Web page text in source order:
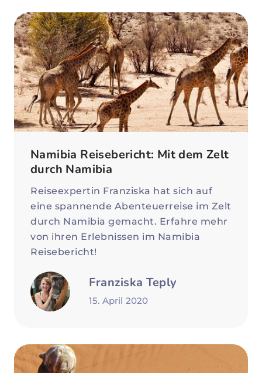
Namibia Reisebericht: Mit dem Zelt
durch Namibia
Reiseexpertin Franziska hat sich auf
eine spannende Abenteuerreise im Zelt
durch Namibia gemacht. Erfahre mehr
von ihren Erlebnissen im Namibia
Reisebericht!
Franziska Teply
15. April 2020